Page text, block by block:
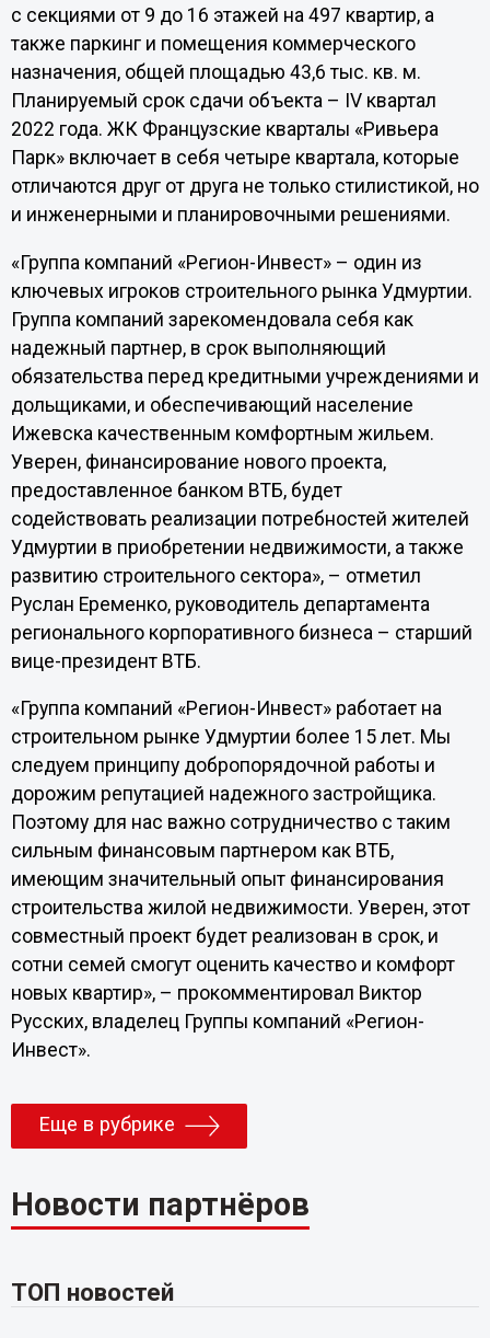
с секциями от 9 до 16 этажей на 497 квартир, а
также паркинг и помещения коммерческого
назначения, общей площадью 43,6 тыс. кв. м.
Планируемый срок сдачи объекта – IV квартал
2022 года. ЖК Французские кварталы «Ривьера
Парк» включает в себя четыре квартала, которые
отличаются друг от друга не только стилистикой, но
и инженерными и планировочными решениями.
«Группа компаний «Регион-Инвест» – один из
ключевых игроков строительного рынка Удмуртии.
Группа компаний зарекомендовала себя как
надежный партнер, в срок выполняющий
обязательства перед кредитными учреждениями и
дольщиками, и обеспечивающий население
Ижевска качественным комфортным жильем.
Уверен, финансирование нового проекта,
предоставленное банком ВТБ, будет
содействовать реализации потребностей жителей
Удмуртии в приобретении недвижимости, а также
развитию строительного сектора», – отметил
Руслан Еременко, руководитель департамента
регионального корпоративного бизнеса – старший
вице-президент ВТБ.
«Группа компаний «Регион-Инвест» работает на
строительном рынке Удмуртии более 15 лет. Мы
следуем принципу добропорядочной работы и
дорожим репутацией надежного застройщика.
Поэтому для нас важно сотрудничество с таким
сильным финансовым партнером как ВТБ,
имеющим значительный опыт финансирования
строительства жилой недвижимости. Уверен, этот
совместный проект будет реализован в срок, и
сотни семей смогут оценить качество и комфорт
новых квартир», – прокомментировал Виктор
Русских, владелец Группы компаний «Регион-
Инвест».
Еще в рубрике
Новости партнёров
ТОП новостей